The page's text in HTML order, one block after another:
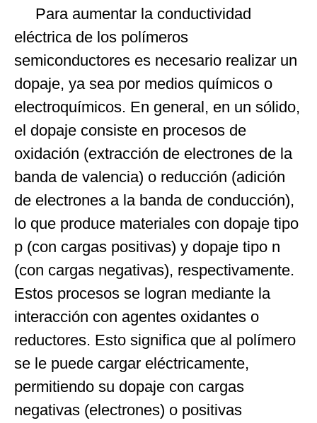
Para aumentar la conductividad
eléctrica de los polímeros
semiconductores es necesario realizar un
dopaje, ya sea por medios químicos o
electroquímicos. En general, en un sólido,
el dopaje consiste en procesos de
oxidación (extracción de electrones de la
banda de valencia) o reducción (adición
de electrones a la banda de conducción),
lo que produce materiales con dopaje tipo
p (con cargas positivas) y dopaje tipo n
(con cargas negativas), respectivamente.
Estos procesos se logran mediante la
interacción con agentes oxidantes o
reductores. Esto significa que al polímero
se le puede cargar eléctricamente,
permitiendo su dopaje con cargas
negativas (electrones) o positivas